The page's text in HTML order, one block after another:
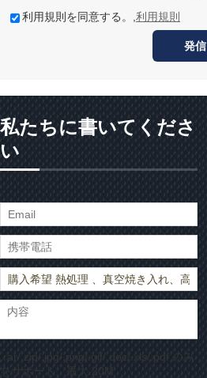
利用規則を同意する。, 利用規則
発信
私たちに書いてくださ
い
.rar/.zip/.jpg/.png/.gif/.doc/.xls/.pdf のみ
をサポート、最大 20M